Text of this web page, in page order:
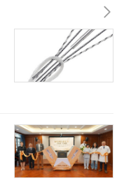
闻”发布全球制药、医疗、
营动态。扫描二维码，